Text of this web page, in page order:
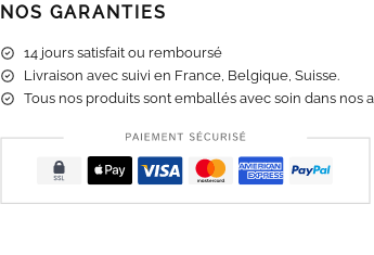
NOS GARANTIES
14 jours satisfait ou remboursé
Livraison avec suivi en France, Belgique, Suisse.
Tous nos produits sont emballés avec soin dans nos